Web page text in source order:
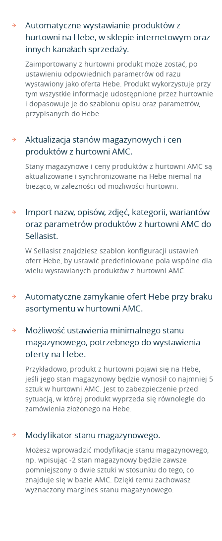
Automatyczne wystawianie produktów z
hurtowni na Hebe, w sklepie internetowym oraz
innych kanałach sprzedaży.
Zaimportowany z hurtowni produkt może zostać, po
ustawieniu odpowiednich parametrów od razu
wystawiony jako oferta Hebe. Produkt wykorzystuje przy
tym wszystkie informacje udostępnione przez hurtownie
i dopasowuje je do szablonu opisu oraz parametrów,
przypisanych do Hebe.
Aktualizacja stanów magazynowych i cen
produktów z hurtowni AMC.
Stany magazynowe i ceny produktów z hurtowni AMC są
aktualizowane i synchronizowane na Hebe niemal na
bieżąco, w zależności od możliwości hurtowni.
Import nazw, opisów, zdjęć, kategorii, wariantów
oraz parametrów produktów z hurtowni AMC do
Sellasist.
W Sellasist znajdziesz szablon konfiguracji ustawień
ofert Hebe, by ustawić predefiniowane pola wspólne dla
wielu wystawianych produktów z hurtowni AMC.
Automatyczne zamykanie ofert Hebe przy braku
asortymentu w hurtowni AMC.
Możliwość ustawienia minimalnego stanu
magazynowego, potrzebnego do wystawienia
oferty na Hebe.
Przykładowo, produkt z hurtowni pojawi się na Hebe,
jeśli jego stan magazynowy będzie wynosił co najmniej 5
sztuk w hurtowni AMC. Jest to zabezpieczenie przed
sytuacją, w której produkt wyprzeda się równolegle do
zamówienia złożonego na Hebe.
Modyfikator stanu magazynowego.
Możesz wprowadzić modyfikacje stanu magazynowego,
np. wpisując -2 stan magazynowy będzie zawsze
pomniejszony o dwie sztuki w stosunku do tego, co
znajduje się w bazie AMC. Dzięki temu zachowasz
wyznaczony margines stanu magazynowego.